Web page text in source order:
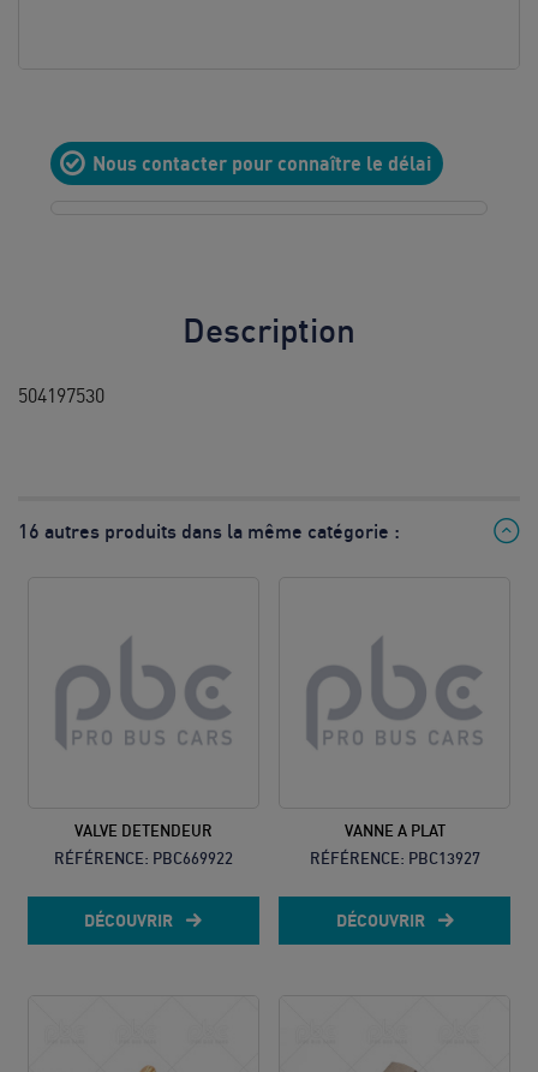
8h à 12h
Nous contacter pour connaître le délai
Description
504197530
16 autres produits dans la même catégorie :
VALVE DETENDEUR
RÉFÉRENCE: PBC669922
DÉCOUVRIR
VANNE A PLAT
RÉFÉRENCE: PBC13927
DÉCOUVRIR